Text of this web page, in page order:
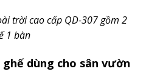
trời cao cấp QD-307 gồm 2
1 bàn
ghế dùng cho sân vườn